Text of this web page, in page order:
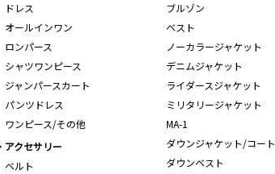
ドレス
オールインワン
ロンパース
シャツワンピース
ジャンパースカート
パンツドレス
ワンピース/その他
ブルゾン
ベスト
ノーカラージャケット
デニムジャケット
ライダースジャケット
ミリタリージャケット
MA-1
ダウンジャケット/コート
ダウンベスト
アクセサリー
ベルト